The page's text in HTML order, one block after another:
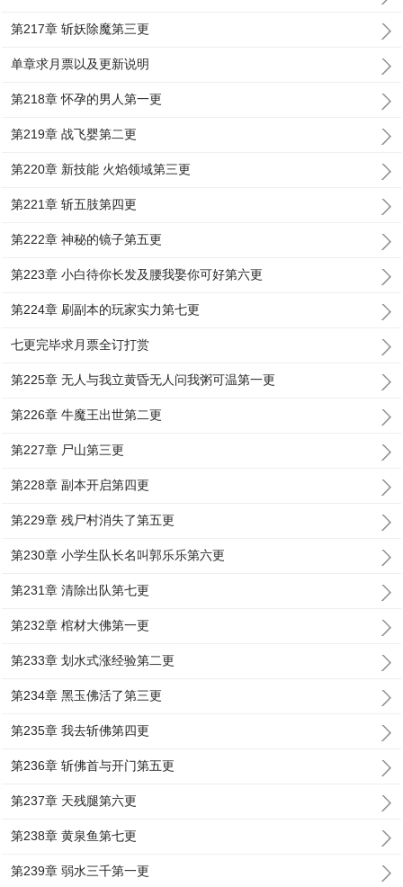
第217章 斩妖除魔第三更
单章求月票以及更新说明
第218章 怀孕的男人第一更
第219章 战飞婴第二更
第220章 新技能 火焰领域第三更
第221章 斩五肢第四更
第222章 神秘的镜子第五更
第223章 小白待你长发及腰我娶你可好第六更
第224章 刷副本的玩家实力第七更
七更完毕求月票全订打赏
第225章 无人与我立黄昏无人问我粥可温第一更
第226章 牛魔王出世第二更
第227章 尸山第三更
第228章 副本开启第四更
第229章 残尸村消失了第五更
第230章 小学生队长名叫郭乐乐第六更
第231章 清除出队第七更
第232章 棺材大佛第一更
第233章 划水式涨经验第二更
第234章 黑玉佛活了第三更
第235章 我去斩佛第四更
第236章 斩佛首与开门第五更
第237章 天残腿第六更
第238章 黄泉鱼第七更
第239章 弱水三千第一更